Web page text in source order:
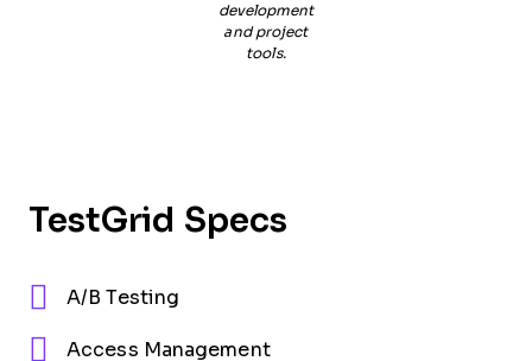
development
and project
tools.
TestGrid Specs
A/B Testing
Access Management